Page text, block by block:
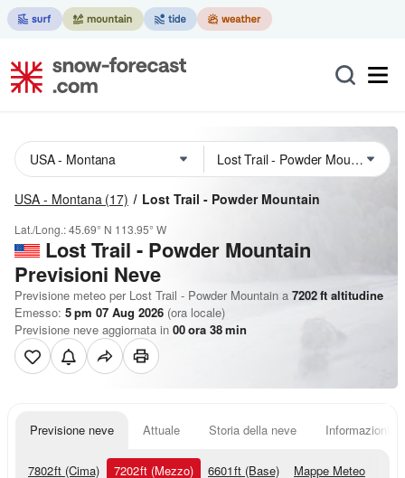
USA - Montana (17) Lost Trail - Powder Mountain
Lat./Long.:45.69° N 113.95° W
Lost Trail - Powder Mountain
Previsioni Neve
Previsione meteo per Lost Trail - Powder Mountain a 7202ft altitudine
Emesso: 5 pm 07 Aug 2026 (ora locale)
Previsione neve aggiornata in 00ora 38min
Previsione neve Attuale Storia della neve Informazioni
7802ft (Cima) 7202ft (Mezzo) 6601ft (Base) Mappe Meteo